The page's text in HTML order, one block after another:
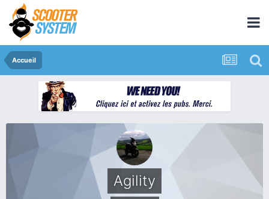
Accueil
Agility